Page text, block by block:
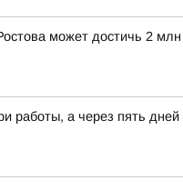
может достичь 2
работы, а через пять